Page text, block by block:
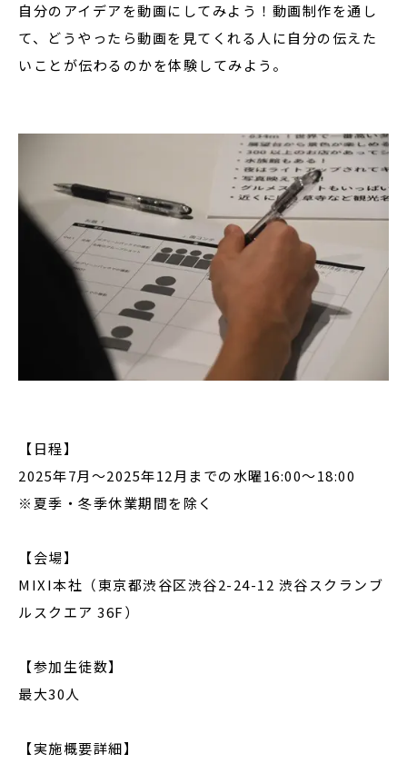
自分のアイデアを動画にしてみよう！動画制作を通し
て、どうやったら動画を見てくれる人に自分の伝えた
いことが伝わるのかを体験してみよう。
【日程】
2025年7月〜2025年12月までの水曜16:00〜18:00
※夏季・冬季休業期間を除く
【会場】
MIXI本社（東京都渋谷区渋谷2-24-12 渋谷スクランブ
ルスクエア 36F）
【参加生徒数】
最大30人
【実施概要詳細】